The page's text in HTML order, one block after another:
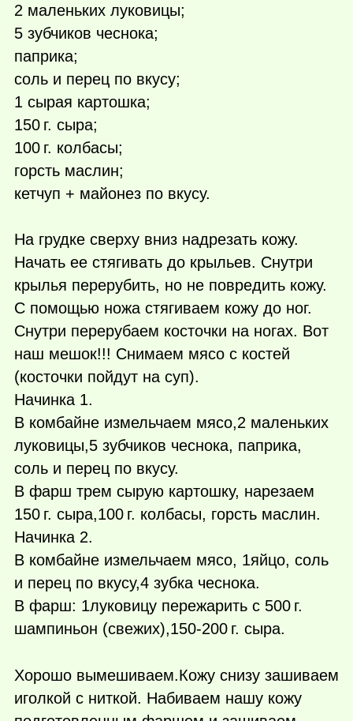
2 маленьких луковицы;
5 зубчиков чеснока;
паприка;
соль и перец по вкусу;
1 сырая картошка;
150 г. сыра;
100 г. колбасы;
горсть маслин;
кетчуп + майонез по вкусу.
На грудке сверху вниз надрезать кожу.
Начать ее стягивать до крыльев. Снутри
крылья перерубить, но не повредить кожу.
С помощью ножа стягиваем кожу до ног.
Снутри перерубаем косточки на ногах. Вот
наш мешок!!! Снимаем мясо с костей
(косточки пойдут на суп).
Начинка 1.
В комбайне измельчаем мясо,2 маленьких
луковицы,5 зубчиков чеснока, паприка,
соль и перец по вкусу.
В фарш трем сырую картошку, нарезаем
150 г. сыра,100 г. колбасы, горсть маслин.
Начинка 2.
В комбайне измельчаем мясо, 1яйцо, соль
и перец по вкусу,4 зубка чеснока.
В фарш: 1луковицу пережарить с 500 г.
шампиньон (свежих),150-200 г. сыра.
Хорошо вымешиваем.Кожу снизу зашиваем
иголкой с ниткой. Набиваем нашу кожу